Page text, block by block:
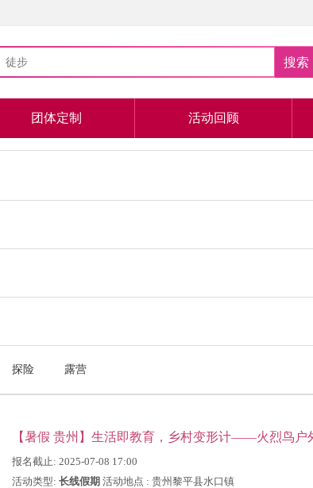
搜索
团体定制 活动回顾
探险 露营
报名截止: 2025-07-08 17:00
活动类型: 长线假期 活动地点 : 贵州黎平县水口镇